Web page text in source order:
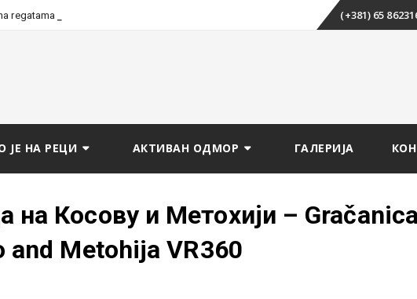
regatama i splavarenju Skip
(+381) 65
ЈЕ НА РЕЦИ АКТИВАН ОДМОР ГАЛЕРИЈА
на Косову и Метохији – Gračanica
and Metohija VR360